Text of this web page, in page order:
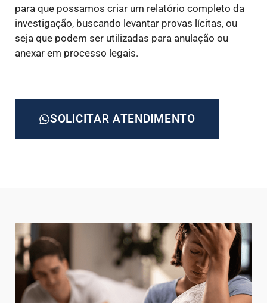
para que possamos criar um relatório completo da
investigação, buscando levantar provas lícitas, ou
seja que podem ser utilizadas para anulação ou
anexar em processo legais.
SOLICITAR ATENDIMENTO